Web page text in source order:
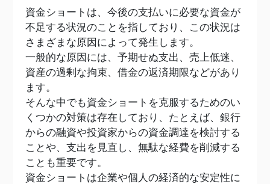
資金ショートは、今後の支払いに必要な資金が
不足する状況のことを指しており、この状況は
さまざまな原因によって発生します。
一般的な原因には、予期せぬ支出、売上低迷、
資産の過剰な拘束、借金の返済期限などがあり
ます。
そんな中でも資金ショートを克服するためのい
くつかの対策は存在しており、たとえば、銀行
からの融資や投資家からの資金調達を検討する
ことや、支出を見直し、無駄な経費を削減する
ことも重要です。
資金ショートは企業や個人の経済的な安定性に